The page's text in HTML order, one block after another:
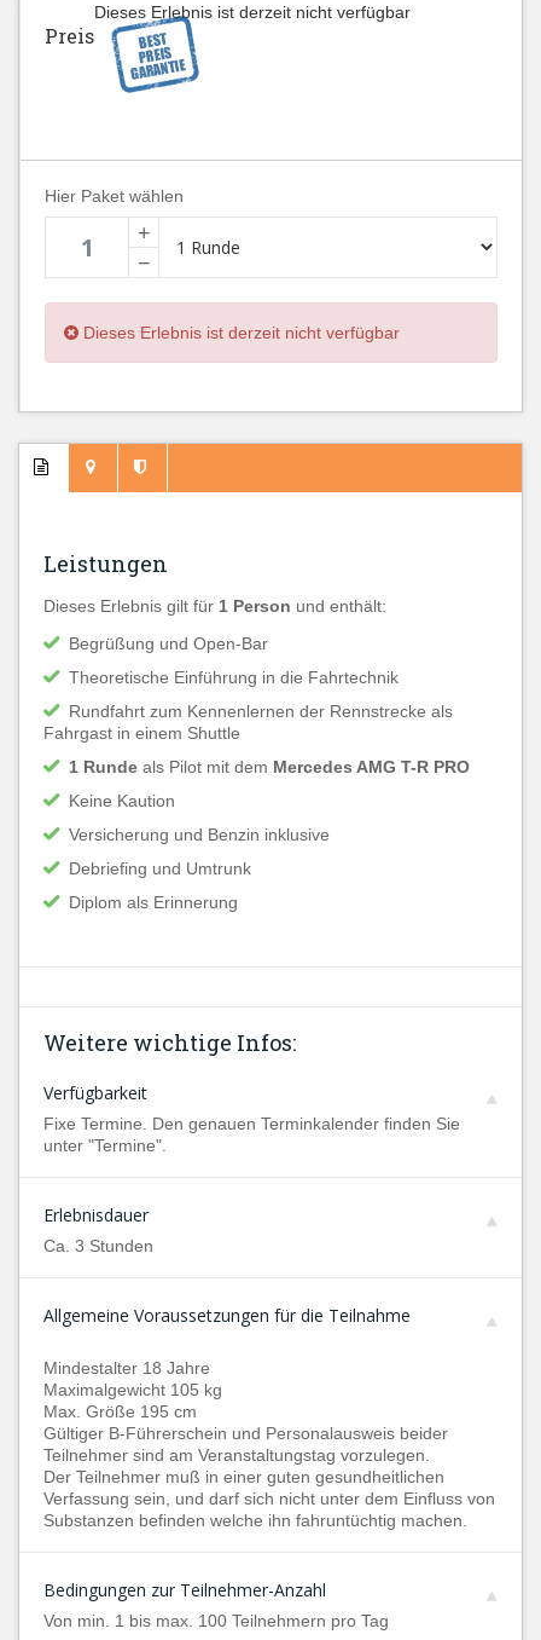
Dieses Erlebnis ist derzeit nicht verfügbar
Preis
Hier Paket wählen
+
−
Dieses Erlebnis ist derzeit nicht verfügbar
Leistungen
Dieses Erlebnis gilt für 1 Person und enthält:
Begrüßung und Open-Bar
Theoretische Einführung in die Fahrtechnik
Rundfahrt zum Kennenlernen der Rennstrecke als
Fahrgast in einem Shuttle
1 Runde als Pilot mit dem Mercedes AMG T-R PRO
Keine Kaution
Versicherung und Benzin inklusive
Debriefing und Umtrunk
Diplom als Erinnerung
Weitere wichtige Infos:
Verfügbarkeit
Fixe Termine. Den genauen Terminkalender finden Sie
unter "Termine".
Erlebnisdauer
Ca. 3 Stunden
Allgemeine Voraussetzungen für die Teilnahme
Mindestalter 18 Jahre
Maximalgewicht 105 kg
Max. Größe 195 cm
Gültiger B-Führerschein und Personalausweis beider
Teilnehmer sind am Veranstaltungstag vorzulegen.
Der Teilnehmer muß in einer guten gesundheitlichen
Verfassung sein, und darf sich nicht unter dem Einfluss von
Substanzen befinden welche ihn fahruntüchtig machen.
Bedingungen zur Teilnehmer-Anzahl
Von min. 1 bis max. 100 Teilnehmern pro Tag